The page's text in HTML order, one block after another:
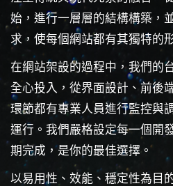
始，進行一層層的結構構築，
求，使每個網站都有其獨特的
在網站架設的過程中，我們的
全心投入，從界面設計、前後
環節都有專業人員進行監控與
運行。我們嚴格設定每一個開
期完成，是你的最佳選擇。
以易用性、效能、穩定性為目